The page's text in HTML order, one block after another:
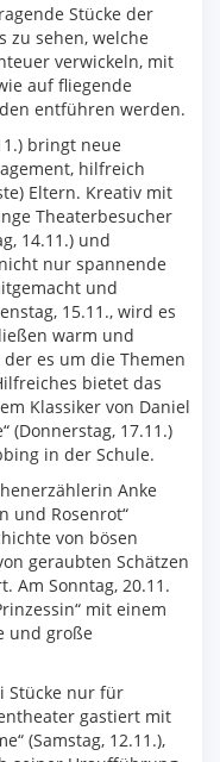
Stücke der
zu sehen, welche
verwickeln, mit
auf fliegende
entführen werden.
bringt neue
hilfreich
Eltern. Kreativ mit
Theaterbesucher
14.11.) und
nur spannende
und
15.11., wird es
warm und
es um die Themen
bietet das
Klassiker von Daniel
(Donnerstag, 17.11.)
in der Schule.
Anke
und Rosenrot“
von bösen
geraubten Schätzen
Am Sonntag, 20.11.
mit einem
und große
Stücke nur für
gastiert mit
(Samstag, 12.11.),